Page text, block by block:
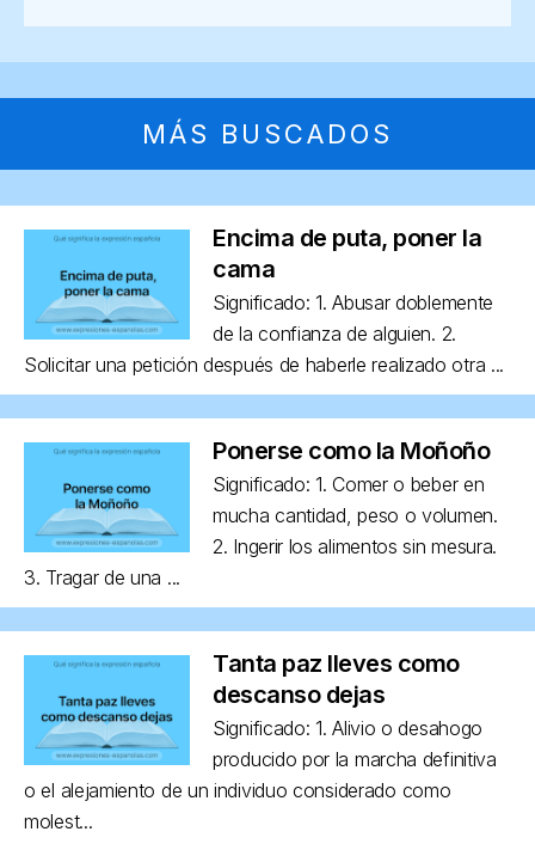
MÁS BUSCADOS
Encima de puta, poner la
cama
Significado: 1. Abusar doblemente
de la confianza de alguien. 2.
Solicitar una petición después de haberle realizado otra ...
Ponerse como la Moñoño
Significado: 1. Comer o beber en
mucha cantidad, peso o volumen.
2. Ingerir los alimentos sin mesura.
3. Tragar de una ...
Tanta paz lleves como
descanso dejas
Significado: 1. Alivio o desahogo
producido por la marcha definitiva
o el alejamiento de un individuo considerado como
molest...